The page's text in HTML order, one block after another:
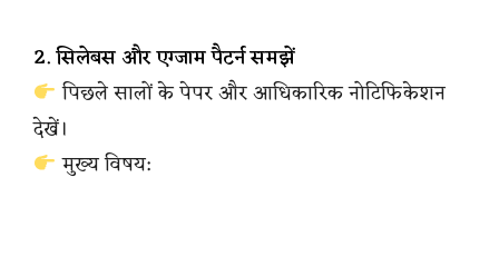
2. सिलेबस और एग्जाम पैटर्न समझें
पिछले सालों के पेपर और आधिकारिक नोटिफिकेशन
देखें।
मुख्य विषय: